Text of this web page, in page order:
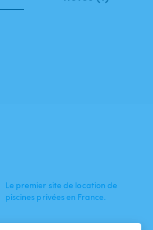
Le premier site de location de
piscines privées en France.